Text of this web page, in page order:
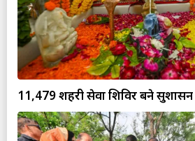
11,479 शहरी सेवा शिविर बने